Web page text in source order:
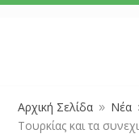
Αρχική Σελίδα 9 Νέα
Τουρκίας και τα